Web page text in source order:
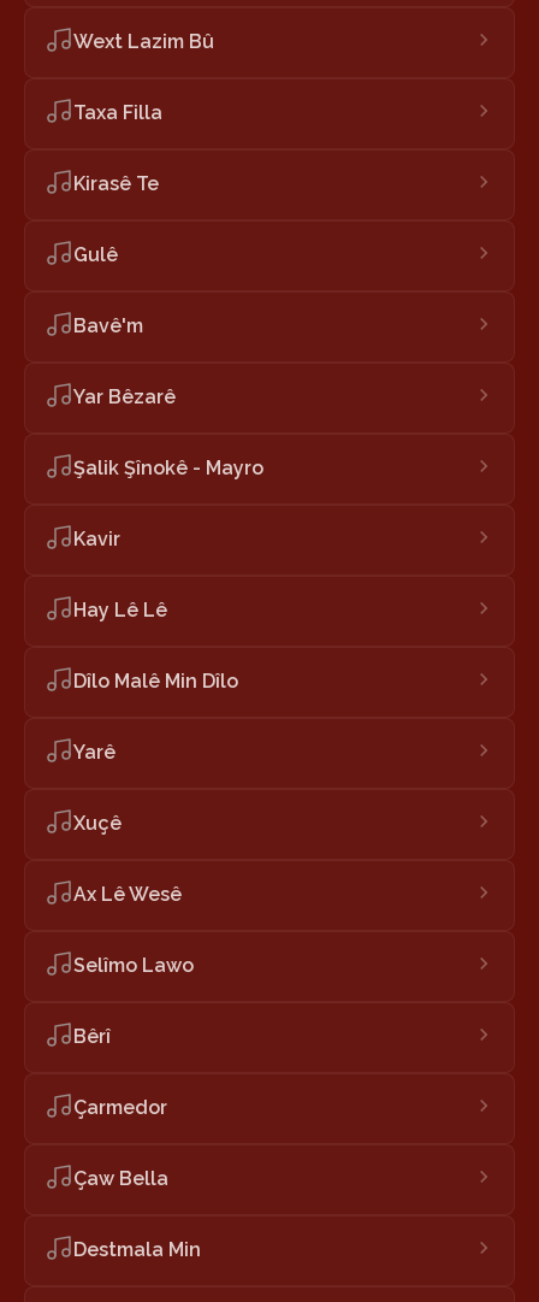
Wext Lazim Bû
Taxa Filla
Kirasê Te
Gulê
Bavê'm
Yar Bêzarê
Şalik Şînokê - Mayro
Kavir
Hay Lê Lê
Dîlo Malê Min Dîlo
Yarê
Xuçê
Ax Lê Wesê
Selîmo Lawo
Bêrî
Çarmedor
Çaw Bella
Destmala Min